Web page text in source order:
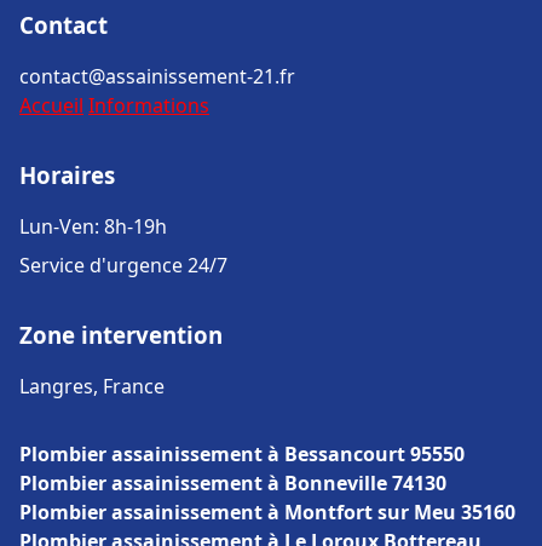
Contact
contact@assainissement-21.fr
Accueil Informations
Horaires
Lun-Ven: 8h-19h
Service d'urgence 24/7
Zone intervention
Langres, France
Plombier assainissement à Bessancourt 95550
Plombier assainissement à Bonneville 74130
Plombier assainissement à Montfort sur Meu 35160